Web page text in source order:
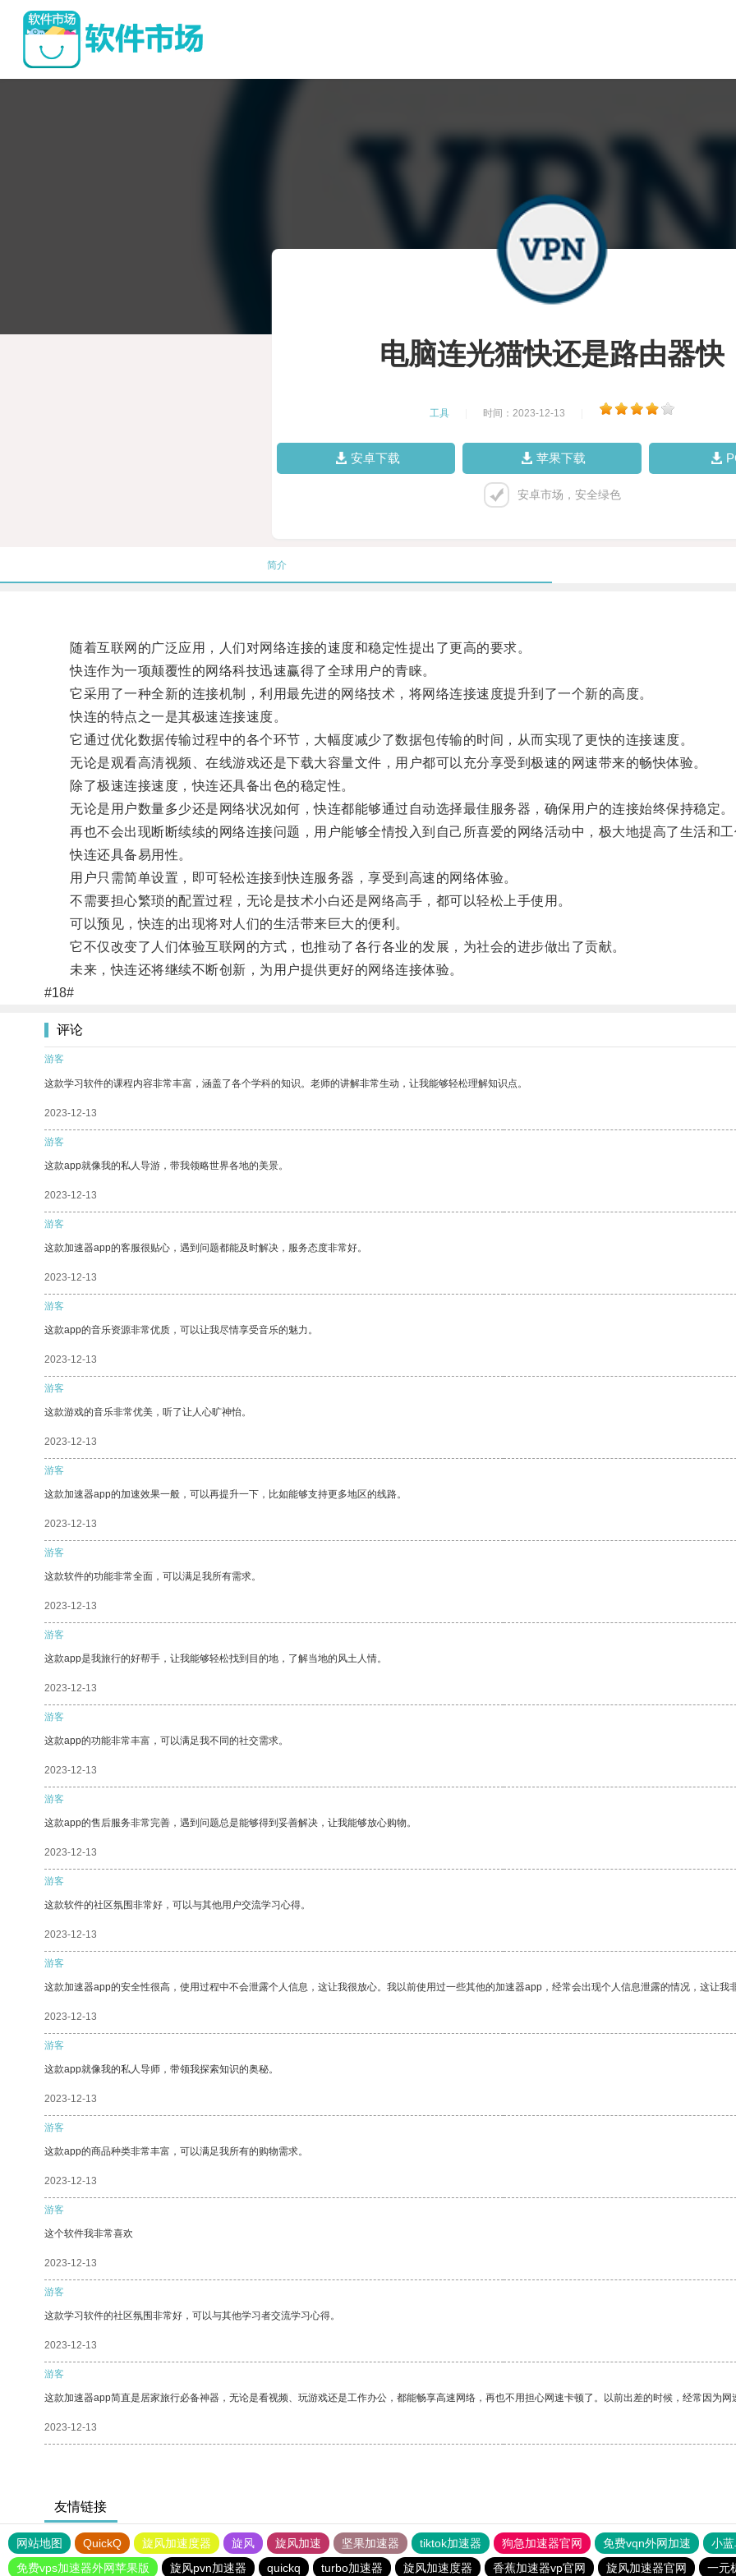
电脑连光猫快还是路由器快
工具 时间：2023-12-13
安卓下载 苹果下载
安卓市场，安全绿色
简介
随着互联网的广泛应用，人们对网络连接的速度和稳定性提出了更高的要求。
快连作为一项颠覆性的网络科技迅速赢得了全球用户的青睐。
它采用了一种全新的连接机制，利用最先进的网络技术，将网络连接速度提升到了一个新的高度。
快连的特点之一是其极速连接速度。
它通过优化数据传输过程中的各个环节，大幅度减少了数据包传输的时间，从而实现了更快的连接速度。
无论是观看高清视频、在线游戏还是下载大容量文件，用户都可以充分享受到极速的网速带来的畅快体验。
除了极速连接速度，快连还具备出色的稳定性。
无论是用户数量多少还是网络状况如何，快连都能够通过自动选择最佳服务器，确保用户的连接始终保持稳定。
再也不会出现断断续续的网络连接问题，用户能够全情投入到自己所喜爱的网络活动中，极大地提高了生活和
快连还具备易用性。
用户只需简单设置，即可轻松连接到快连服务器，享受到高速的网络体验。
不需要担心繁琐的配置过程，无论是技术小白还是网络高手，都可以轻松上手使用。
可以预见，快连的出现将对人们的生活带来巨大的便利。
它不仅改变了人们体验互联网的方式，也推动了各行各业的发展，为社会的进步做出了贡献。
未来，快连还将继续不断创新，为用户提供更好的网络连接体验。
#18#
评论
游客
这款学习软件的课程内容非常丰富，涵盖了各个学科的知识。老师的讲解非常生动，让我能够轻松理解知识点。
2023-12-13
游客
这款app就像我的私人导游，带我领略世界各地的美景。
2023-12-13
游客
这款加速器app的客服很贴心，遇到问题都能及时解决，服务态度非常好。
2023-12-13
游客
这款app的音乐资源非常优质，可以让我尽情享受音乐的魅力。
2023-12-13
游客
这款游戏的音乐非常优美，听了让人心旷神怡。
2023-12-13
游客
这款加速器app的加速效果一般，可以再提升一下，比如能够支持更多地区的线路。
2023-12-13
游客
这款软件的功能非常全面，可以满足我所有需求。
2023-12-13
游客
这款app是我旅行的好帮手，让我能够轻松找到目的地，了解当地的风土人情。
2023-12-13
游客
这款app的功能非常丰富，可以满足我不同的社交需求。
2023-12-13
游客
这款app的售后服务非常完善，遇到问题总是能够得到妥善解决，让我能够放心购物。
2023-12-13
游客
这款软件的社区氛围非常好，可以与其他用户交流学习心得。
2023-12-13
游客
这款加速器app的安全性很高，使用过程中不会泄露个人信息，这让我很放心。我以前使用过一些其他的加速器app，经常会出现个人信息泄露的情况，这让我
2023-12-13
游客
这款app就像我的私人导师，带领我探索知识的奥秘。
2023-12-13
游客
这款app的商品种类非常丰富，可以满足我所有的购物需求。
2023-12-13
游客
这个软件我非常喜欢
2023-12-13
游客
这款学习软件的社区氛围非常好，可以与其他学习者交流学习心得。
2023-12-13
游客
这款加速器app简直是居家旅行必备神器，无论是看视频、玩游戏还是工作办公，都能畅享高速网络，再也不用担心网速卡顿了。以前出差的时候，经常因为
2023-12-13
友情链接
网站地图 QuickQ 旋风加速度器 旋风 旋风加速 坚果加速器 tiktok加速器 狗急加速器官网 免费vqn外网加速
小
免费vps加速器外网苹果版
旋风pvn加速器 quickq turbo加速器 旋风加速度器 香蕉加速器vp官网 旋风加速器官网 一元